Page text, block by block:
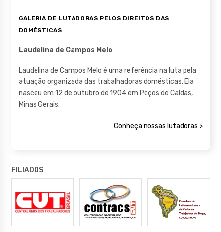
GALERIA DE LUTADORAS PELOS DIREITOS DAS
DOMÉSTICAS
Laudelina de Campos Melo
Laudelina de Campos Melo é uma referência na luta pela
atuação organizada das trabalhadoras domésticas. Ela
nasceu em 12 de outubro de 1904 em Poços de Caldas,
Minas Gerais.
Conheça nossas lutadoras >
FILIADOS